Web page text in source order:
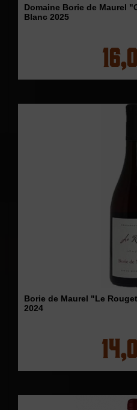
Domaine Borie de Maurel
Blanc 2025
Borie de Maurel "Le
2024